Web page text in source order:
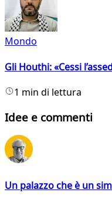
Mondo
Gli Houthi: «Cessi
1 min di lettura
Idee e commenti
Un palazzo che è un